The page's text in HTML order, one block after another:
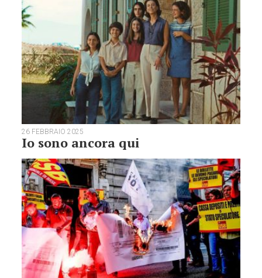
26 FEBBRAIO 2025
Io sono ancora qui